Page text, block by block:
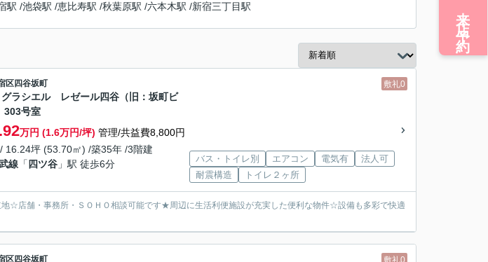
駅 /池袋駅 /恵比寿駅 /秋葉原駅 /六本木駅 /新宿三丁目駅
敷礼0
区四谷坂町
グラシエル レゼール四谷（旧：坂町ビ
303号室
万円 (1.6万円/坪) 管理/共益費8,800円
16.24坪 (53.70㎡) /築35年 /3階建
線 「 四ツ谷 」駅 徒歩6分 バス・トイレ別 エアコン 電気有
法人可
耐震構造
トイレ２ヶ所
☆店舗・事務所・ＳＯＨＯ相談可能です★周辺に生活利便施設が充実した便利な物件☆設備も多彩で快適
敷礼0
区四谷坂町
来店予約